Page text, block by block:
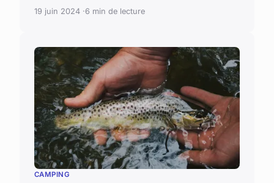
19 juin 2024 6 min de lecture
CAMPING